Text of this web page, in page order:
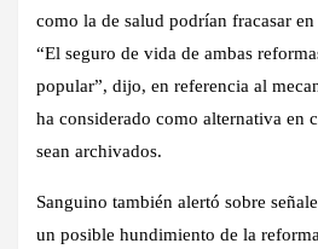
como la de salud podrían fracasar
“El seguro de vida de ambas
popular”, dijo, en referencia al
ha considerado como alternativa en
sean archivados.
Sanguino también alertó sobre
un posible hundimiento de la